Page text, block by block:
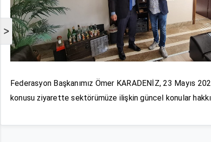
>
Federasyon Başkanımız Ömer KARADENİZ, 23 Mayıs
konusu ziyarette sektörümüze ilişkin güncel konular